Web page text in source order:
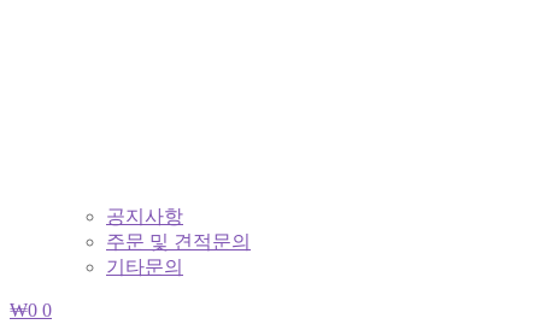
공지사항
주문 및 견적문의
기타문의
₩0 0